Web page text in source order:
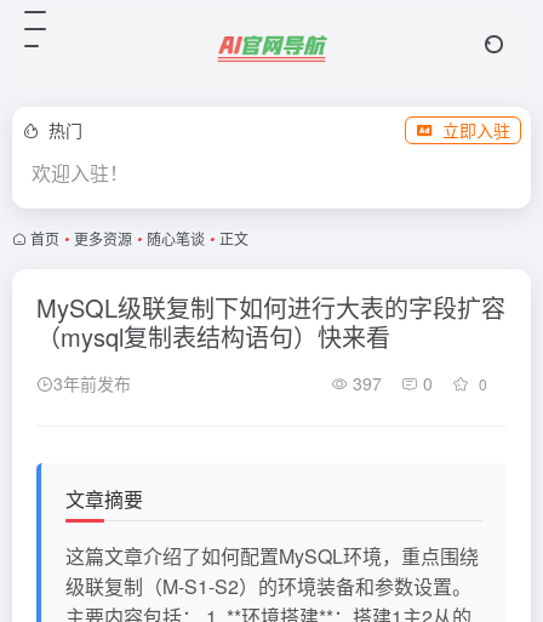
热门 立即入驻
欢迎入驻！
首页 • 更多资源 • 随心笔谈 • 正文
MySQL级联复制下如何进行大表的字段扩容
（mysql复制表结构语句）快来看
3年前发布 397 0 0
文章摘要
这篇文章介绍了如何配置MySQL环境，重点围绕
级联复制（M-S1-S2）的环境装备和参数设置。